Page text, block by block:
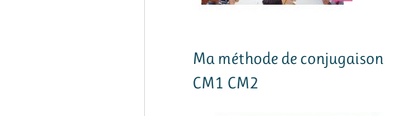
Ma méthode de conjugaison
CM1 CM2